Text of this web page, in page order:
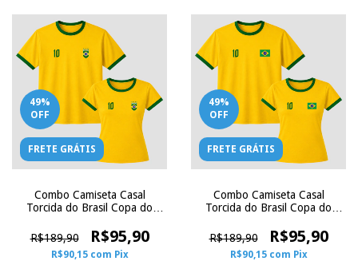
49%
OFF
FRETE GRÁTIS
Combo Camiseta Casal
Torcida do Brasil Copa do
Número | Zoe Influence
R$189,90 R$95,90
R$90,15 com Pix
49%
OFF
FRETE GRÁTIS
Combo Camiseta Casal
Torcida do Brasil Copa do
Número | Zoe Influence
R$189,90 R$95,90
R$90,15 com Pix